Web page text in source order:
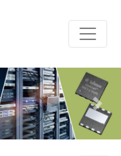
Next